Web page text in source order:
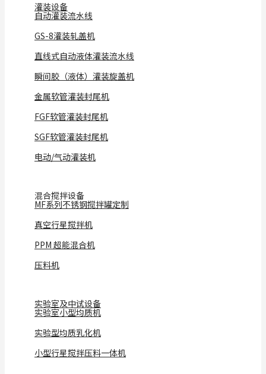
灌装设备
自动灌装流水线
GS-8灌装轧盖机
直线式自动液体灌装流水线
瞬间胶（液体）灌装旋盖机
金属软管灌装封尾机
FGF软管灌装封尾机
SGF软管灌装封尾机
电动/气动灌装机
混合搅拌设备
MF系列不锈钢搅拌罐定制
真空行星搅拌机
PPM 超能混合机
压料机
实验室及中试设备
实验室小型均质机
实验型均质乳化机
小型行星搅拌压料一体机